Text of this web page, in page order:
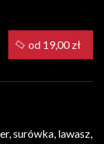
surówka, lawasz,